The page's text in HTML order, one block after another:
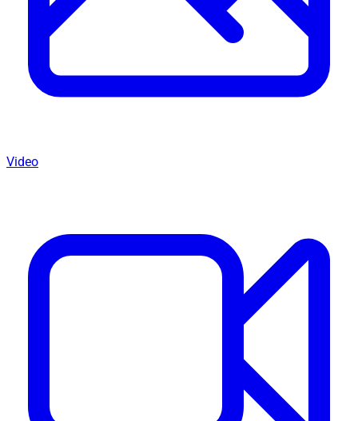
Video